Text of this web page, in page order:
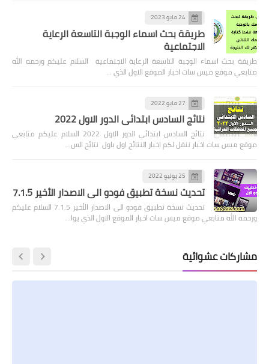
24 مايو 2023
طريقة بحث اسماء الوجبة التاسعة الرعاية
الاجتماعية
طريقة بحث اسماء الوجبة التاسعة الرعاية الاجتماعية السلام عليكم ورحمه الله
متابعي موقع ميس سات اخبار الموقع الاول الذي …
27 مايو 2022
نتائج السادس ابتدائي الدور الاول 2022
نتائج السادس ابتدائي الدور الاول 2022 السلام عليكم متابعي
موقع ميس سات اخبار ننقل لكم اخبار النتائج اول باول نتائج الس…
25 يوليو 2022
تحديث نسخة تطبيق فودو الى الاصدار الأخير 7.1.5
تحديث نسخة تطبيق فودو الى الاصدار الأخير 7.1.5 السلام عليكم
ورحمه الله متابعي موقع ميس سات اخبار الموقع الاول الذي يوا…
مشاركات عشوائية